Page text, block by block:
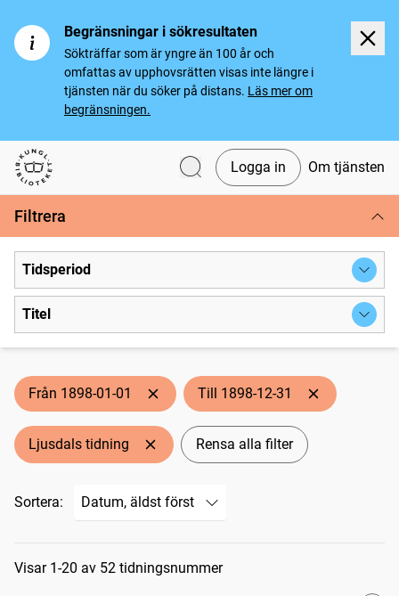
Begränsningar i sökresultaten
Sökträffar som är yngre än 100 år och
omfattas av upphovsrätten visas inte längre i
tjänsten när du söker på distans. Läs mer om
begränsningen.
Svenska tidningar
Logga in Om tjänsten
Filtrera
Tidsperiod
Titel
Från 1898-01-01 Till 1898-12-31
Ljusdals tidning Rensa alla filter
Sortera:
Sökresultat
Visar 1-20 av 52 tidningsnummer